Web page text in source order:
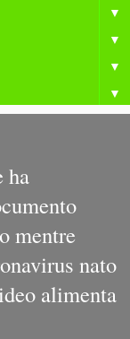
▼
▼
▼
▼
ha
mentre
nato
alimenta